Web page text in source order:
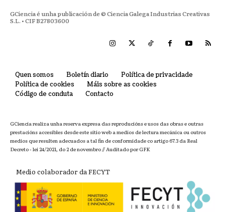
GCiencia é unha publicación de © Ciencia Galega Industrias Creativas
S.L. • CIF B27803600
Quen somos Boletín diario
Política de privacidade
Política de cookies
Máis sobre as cookies
Código de conduta
Contacto
GCiencia realiza unha reserva expresa das reproducións e usos das obras e outras
prestacións accesibles desde este sitio web a medios de lectura mecánica ou outros
medios que resulten adecuados a tal fin de conformidade co artigo 67.3 da Real
Decreto - lei 24/2021, do 2 de novembro // Auditado por GFK
Medio colaborador da FECYT